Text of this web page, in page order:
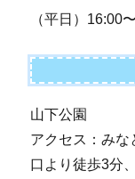
（平日）16:00
山下公園
アクセス：みな
口より徒歩3分